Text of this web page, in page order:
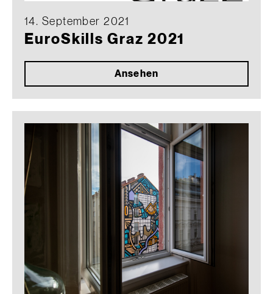
14. September 2021
EuroSkills Graz 2021
Ansehen